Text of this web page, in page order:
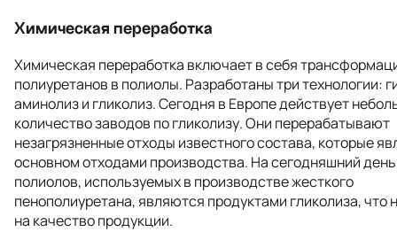
Химическая переработка
Химическая переработка включает в себя
полиуретанов в полиолы. Разработаны три технологии:
аминолиз и гликолиз. Сегодня в Европе действует
количество заводов по гликолизу. Они перерабатывают
незагрязненные отходы известного состава, которые
основном отходами производства. На сегодняшний
полиолов, используемых в производстве жесткого
пенополиуретана, являются продуктами гликолиза, что
на качество продукции.